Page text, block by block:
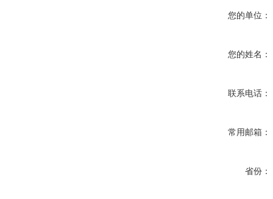
您的单位：
您的姓名：
联系电话：
常用邮箱：
省份：